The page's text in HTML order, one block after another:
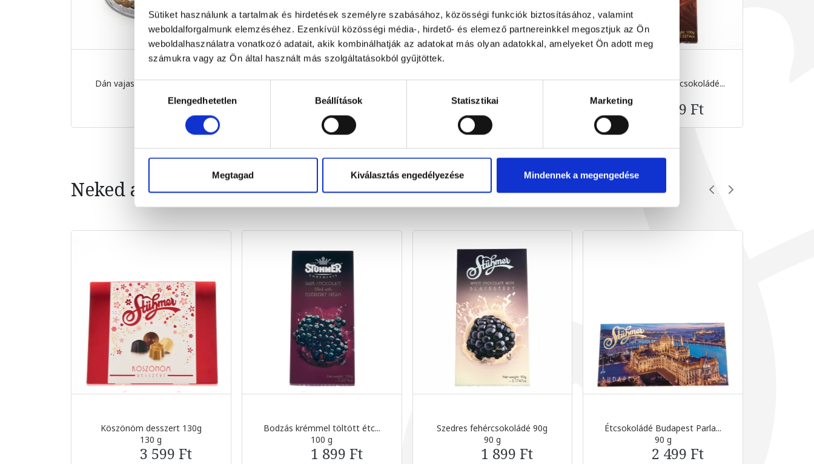
Sütiket használunk a tartalmak és hirdetések személyre szabásához, közösségi funkciók biztosításához, valamint
weboldalforgalmunk elemzéséhez. Ezenkívül közösségi média-, hirdető- és elemező partnereinkkel megosztjuk az Ön
weboldalhasználatra vonatkozó adatait, akik kombinálhatják az adatokat más olyan adatokkal, amelyeket Ön adott meg
számukra vagy az Ön által használt más szolgáltatásokból gyűjtöttek.
kiválasztásaElengedhetetlen Beállítások Statisztikai Marketing
Megtagad Kiválasztás engedélyezése Mindennek a megengedése
Dán vajas keksz 150g Cute...
1 490 Ft
Csokoládés Dán vajas keksz...
270 g
3 990 Ft
Étcsokoládé édesítőszerrel...
90 g
1 999 Ft
Mogyorókrémes tejcsokoládé...
1 999 Ft
Neked ajánljuk
Köszönöm desszert 130g
130 g
3 599 Ft
Bodzás krémmel töltött étc...
100 g
1 899 Ft
Szedres fehércsokoládé 90g
90 g
1 899 Ft
Étcsokoládé Budapest Parla...
90 g
2 499 Ft